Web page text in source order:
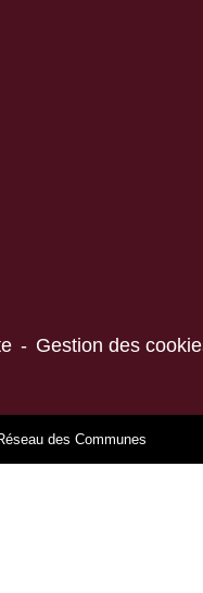
- Gestion des
des Communes